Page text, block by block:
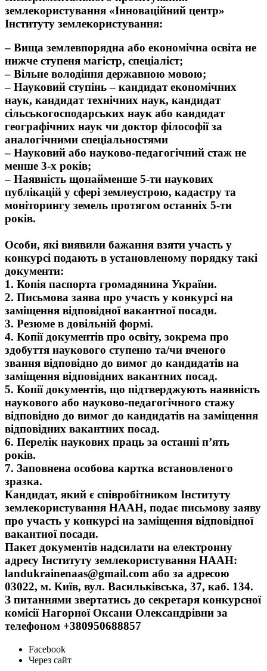
землекористування «Інноваційний центр»
Інституту землекористування:
– Вища землевпорядна або економічна освіта не
нижче ступеня магістр, спеціаліст;
– Вільне володіння державною мовою;
– Науковий ступінь – кандидат економічних
наук, кандидат технічних наук, кандидат
сільськогосподарських наук або кандидат
географічних наук чи доктор філософії за
аналогічними спеціальностями
– Науковий або науково-педагогічний стаж не
менше 3-х років;
– Наявність щонайменше 5-ти наукових
публікацій у сфері землеустрою, кадастру та
моніторингу земель протягом останніх 5-ти
років.
Особи, які виявили бажання взяти участь у
конкурсі подають в установленому порядку такі
документи:
1. Копія паспорта громадянина України.
2. Письмова заява про участь у конкурсі на
заміщення відповідної вакантної посади.
3. Резюме в довільній формі.
4. Копії документів про освіту, зокрема про
здобуття наукового ступеню та/чи вченого
звання відповідно до вимог до кандидатів на
заміщення відповідних вакантних посад.
5. Копії документів, що підтверджують наявність
наукового або науково-педагогічного стажу
відповідно до вимог до кандидатів на заміщення
відповідних вакантних посад.
6. Перелік наукових праць за останні п’ять
років.
7. Заповнена особова картка встановленого
зразка.
Кандидат, який є співробітником Інституту
землекористування НААН, подає письмову заяву
про участь у конкурсі на заміщення відповідної
вакантної посади.
Пакет документів надсилати на електронну
адресу Інституту землекористування НААН:
landukrainenaas@gmail.com або за адресою
03022, м. Київ, вул. Васильківська, 37, каб. 134.
З питаннями звертатись до секретаря конкурсної
комісії Нагорної Оксани Олександрівни за
телефоном +380950688857
Facebook
Через сайт